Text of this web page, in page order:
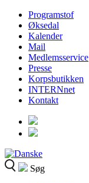
Programstof
Øksedal
Kalender
Mail
Medlemsservice
Presse
Korpsbutikken
INTERNnet
Kontakt
Søg